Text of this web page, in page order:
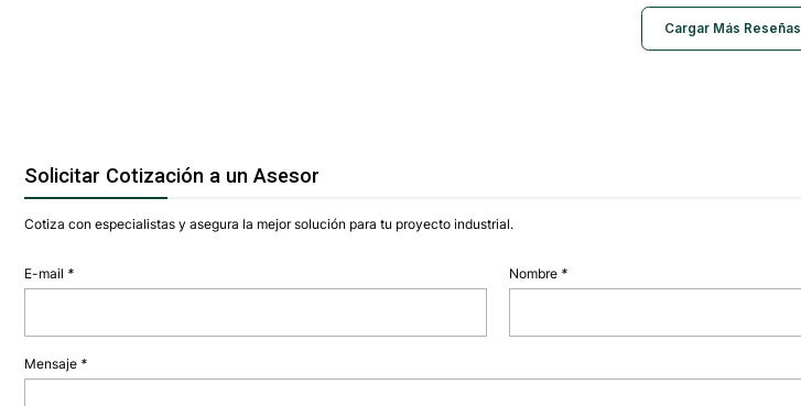
Cargar Más Reseñas
Solicitar Cotización a un Asesor
Cotiza con especialistas y asegura la mejor solución para tu proyecto industrial.
E-mail * Nombre *
Mensaje *